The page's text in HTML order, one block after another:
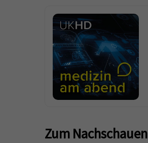
Zum Nachschauen